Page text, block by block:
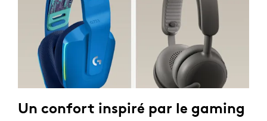
Un confort inspiré par le gaming